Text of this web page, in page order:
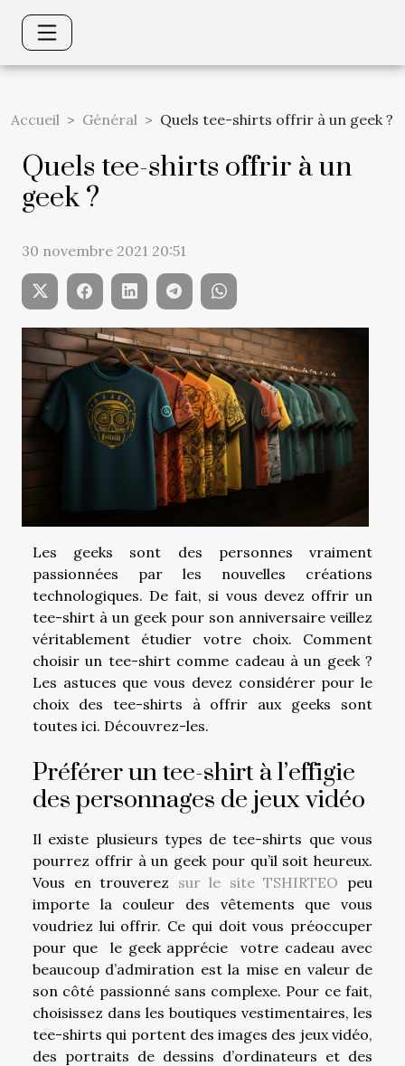
Accueil Général Quels tee-shirts offrir à un geek ?
Quels tee-shirts offrir à un
geek ?
30 novembre 2021 20:51
Les geeks sont des personnes vraiment
passionnées par les nouvelles créations
technologiques. De fait, si vous devez offrir un
tee-shirt à un geek pour son anniversaire veillez
véritablement étudier votre choix. Comment
choisir un tee-shirt comme cadeau à un geek ?
Les astuces que vous devez considérer pour le
choix des tee-shirts à offrir aux geeks sont
toutes ici. Découvrez-les.
Préférer un tee-shirt à l’effigie
des personnages de jeux vidéo
Il existe plusieurs types de tee-shirts que vous
pourrez offrir à un geek pour qu’il soit heureux.
Vous en trouverez sur le site TSHIRTEO peu
importe la couleur des vêtements que vous
voudriez lui offrir. Ce qui doit vous préoccuper
pour que le geek apprécie votre cadeau avec
beaucoup d’admiration est la mise en valeur de
son côté passionné sans complexe. Pour ce fait,
choisissez dans les boutiques vestimentaires, les
tee-shirts qui portent des images des jeux vidéo,
des portraits de dessins d’ordinateurs et des